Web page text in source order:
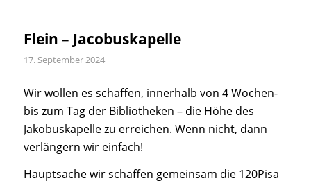
Flein – Jacobuskapelle
17. September 2024
Wir wollen es schaffen, innerhalb von 4 Wochen-
bis zum Tag der Bibliotheken – die Höhe des
Jakobuskapelle zu erreichen. Wenn nicht, dann
verlängern wir einfach!
Hauptsache wir schaffen gemeinsam die 120Pisa